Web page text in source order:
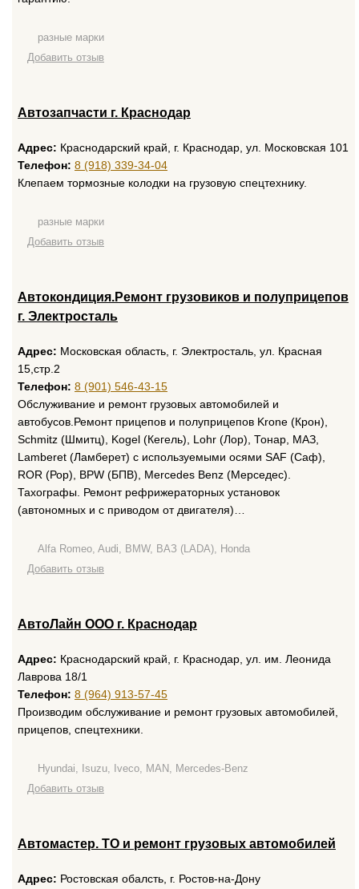
разные марки
Добавить отзыв
Автозапчасти г. Краснодар
Адрес: Краснодарский край, г. Краснодар, ул. Московская 101
Телефон: 8 (918) 339-34-04
Клепаем тормозные колодки на грузовую спецтехнику.
разные марки
Добавить отзыв
Автокондиция.Ремонт грузовиков и полуприцепов
г. Электросталь
Адрес: Московская область, г. Электросталь, ул. Красная
15,стр.2
Телефон: 8 (901) 546-43-15
Обслуживание и ремонт грузовых автомобилей и
автобусов.Ремонт прицепов и полуприцепов Krone (Крон),
Schmitz (Шмитц), Kogel (Кегель), Lohr (Лор), Тонар, МАЗ,
Lamberet (Ламберет) с используемыми осями SAF (Саф),
ROR (Рор), BPW (БПВ), Mercedes Benz (Мерседес).
Тахографы. Ремонт рефрижераторных установок
(автономных и с приводом от двигателя)…
Alfa Romeo, Audi, BMW, ВАЗ (LADA), Honda
Добавить отзыв
АвтоЛайн ООО г. Краснодар
Адрес: Краснодарский край, г. Краснодар, ул. им. Леонида
Лаврова 18/1
Телефон: 8 (964) 913-57-45
Производим обслуживание и ремонт грузовых автомобилей,
прицепов, спецтехники.
Hyundai, Isuzu, Iveco, MAN, Mercedes-Benz
Добавить отзыв
Автомастер. ТО и ремонт грузовых автомобилей
Адрес: Ростовская обалсть, г. Ростов-на-Дону